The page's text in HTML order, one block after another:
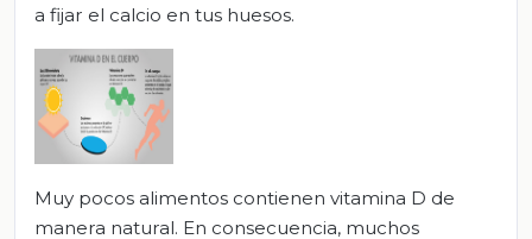
a fijar el calcio en tus huesos.
Muy pocos alimentos contienen vitamina D de
manera natural. En consecuencia, muchos